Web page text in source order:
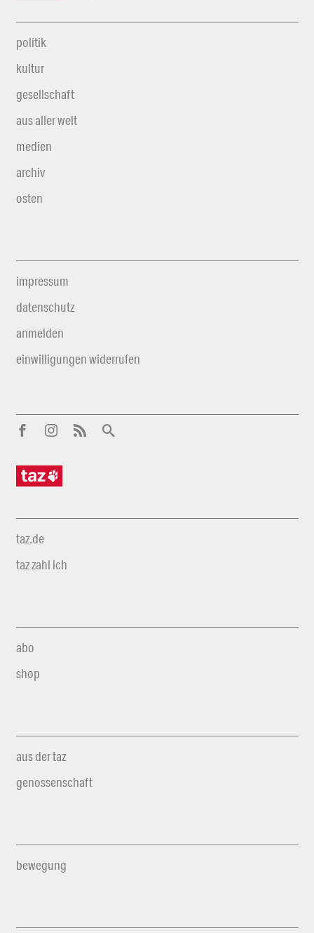
politik
kultur
gesellschaft
aus aller welt
medien
archiv
osten
impressum
datenschutz
anmelden
einwilligungen widerrufen
taz.de
taz zahl ich
abo
shop
aus der taz
genossenschaft
bewegung